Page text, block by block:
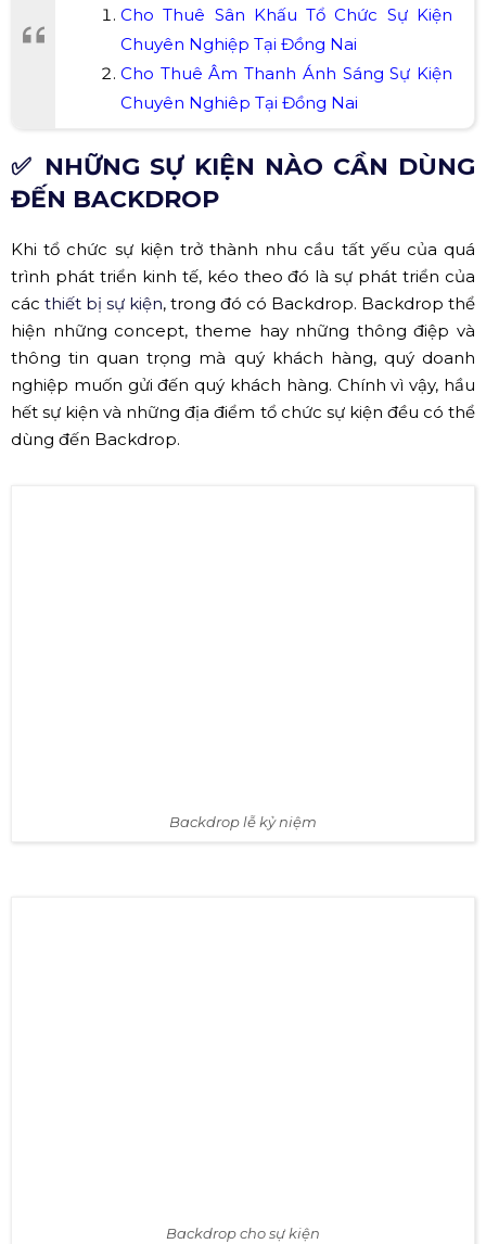
marketing, quảng bá thương hiệu, nhãn hàng và doanh
nghiệp.
Xem thêm:
Cho Thuê Sân Khấu Tổ Chức Sự Kiện
Chuyên Nghiệp Tại Đồng Nai
Chuyên Nghiêp Tại Đồng Nai
✅ NHỮNG SỰ KIỆN NÀO CẦN DÙNG
ĐẾN BACKDROP
Khi tổ chức sự kiện trở thành nhu cầu tất yếu của quá
trình phát triển kinh tế, kéo theo đó là sự phát triển của
cácthiết bị sự kiện, trong đó có Backdrop. Backdrop thể